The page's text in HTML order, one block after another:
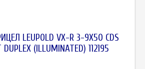
LEUPOLD VX-R 3-9X50 CDS
(ILLUMINATED) 112195